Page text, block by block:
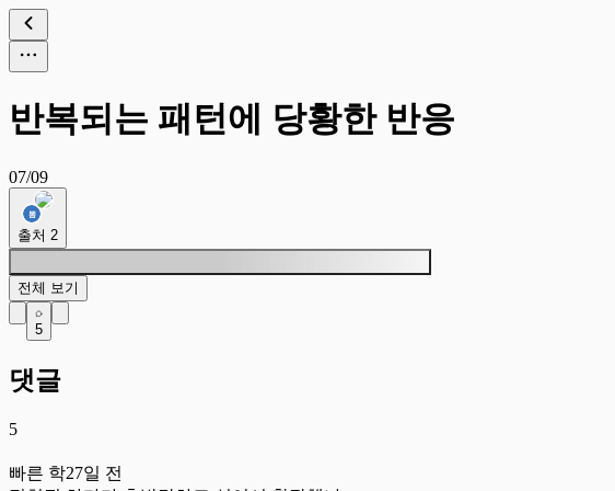
반복되는 패턴에 당황한 반응
07/09
출처 2
전체 보기
5
댓글
5
빠른 학27일 전